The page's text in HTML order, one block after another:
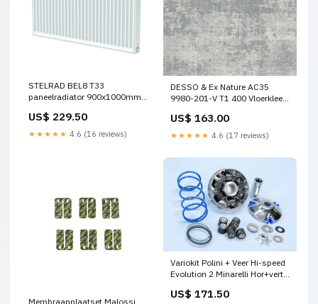
STELRAD BEL8 T33
paneelradiator 900x1000mm -
3334W Keukenkraan
US$ 229.50
★★★★★ 4.6 (16 reviews)
DESSO & Ex Nature AC35
9980-201-V T1 400 Vloerkleed
Odette Ex Maat:Staalaanvraag
US$ 163.00
★★★★★ 4.6 (17 reviews)
Membraanplaatset Malossi
Variokit Polini + Veer Hi-speed
Evolution 2 Minarelli Hor+vert
US$ 171.50